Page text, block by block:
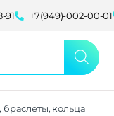
91 +7(949)-002-00-01
кольца